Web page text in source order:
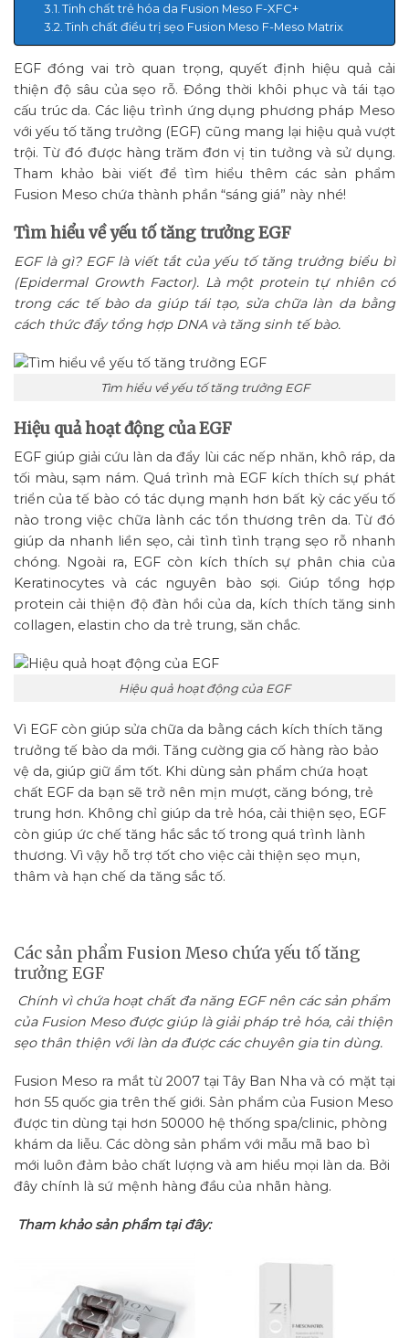
Tinh chất trẻ hóa da Fusion Meso F-XFC+
Tinh chất điều trị sẹo Fusion Meso F-Meso Matrix
EGF đóng vai trò quan trọng, quyết định hiệu quả cải
thiện độ sâu của sẹo rỗ. Đồng thời khôi phục và tái tạo
cấu trúc da. Các liệu trình ứng dụng phương pháp Meso
với yếu tố tăng trưởng (EGF) cũng mang lại hiệu quả vượt
trội. Từ đó được hàng trăm đơn vị tin tưởng và sử dụng.
Tham khảo bài viết để tìm hiểu thêm các sản phẩm
Fusion Meso chứa thành phần “sáng giá” này nhé!
Tìm hiểu về yếu tố tăng trưởng EGF
EGF là gì? EGF là viết tắt của yếu tố tăng trưởng biểu bì
(Epidermal Growth Factor). Là một protein tự nhiên có
trong các tế bào da giúp tái tạo, sửa chữa làn da bằng
cách thức đẩy tổng hợp DNA và tăng sinh tế bào.
Tìm hiểu về yếu tố tăng trưởng EGF
Hiệu quả hoạt động của EGF
EGF giúp giải cứu làn da đẩy lùi các nếp nhăn, khô ráp, da
tối màu, sạm nám. Quá trình mà EGF kích thích sự phát
triển của tế bào có tác dụng mạnh hơn bất kỳ các yếu tố
nào trong việc chữa lành các tổn thương trên da. Từ đó
giúp da nhanh liền sẹo, cải tình tình trạng sẹo rỗ nhanh
chóng. Ngoài ra, EGF còn kích thích sự phân chia của
Keratinocytes và các nguyên bào sợi. Giúp tổng hợp
protein cải thiện độ đàn hồi của da, kích thích tăng sinh
collagen, elastin cho da trẻ trung, săn chắc.
Hiệu quả hoạt động của EGF
Vì EGF còn giúp sửa chữa da bằng cách kích thích tăng
trưởng tế bào da mới. Tăng cường gia cố hàng rào bảo
vệ da, giúp giữ ẩm tốt. Khi dùng sản phẩm chứa hoạt
chất EGF da bạn sẽ trở nên mịn mượt, căng bóng, trẻ
trung hơn. Không chỉ giúp da trẻ hóa, cải thiện sẹo, EGF
còn giúp ức chế tăng hắc sắc tố trong quá trình lành
thương. Vì vậy hỗ trợ tốt cho việc cải thiện sẹo mụn,
thâm và hạn chế da tăng sắc tố.
Các sản phẩm Fusion Meso chứa yếu tố tăng
trưởng EGF
Chính vì chứa hoạt chất đa năng EGF nên các sản phẩm
của Fusion Meso được giúp là giải pháp trẻ hóa, cải thiện
sẹo thân thiện với làn da được các chuyên gia tin dùng.
Fusion Meso ra mắt từ 2007 tại Tây Ban Nha và có mặt tại
hơn 55 quốc gia trên thế giới. Sản phẩm của Fusion Meso
được tin dùng tại hơn 50000 hệ thống spa/clinic, phòng
khám da liễu. Các dòng sản phẩm với mẫu mã bao bì
mới luôn đảm bảo chất lượng và am hiểu mọi làn da. Bởi
đây chính là sứ mệnh hàng đầu của nhãn hàng.
Tham khảo sản phẩm tại đây: